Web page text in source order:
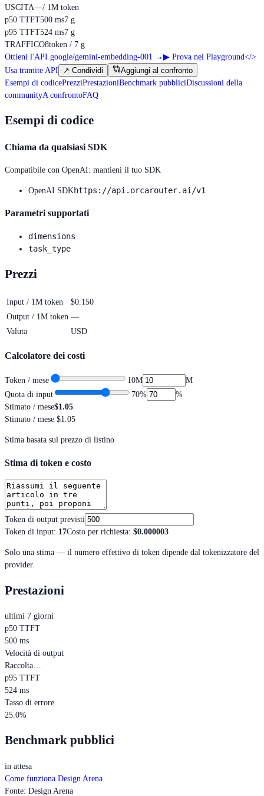
USCITA—/ 1M token
p50 TTFT500 ms7 g
p95 TTFT524 ms7 g
TRAFFICO8token / 7 g
Ottieni l'API google/gemini-embedding-001 → ▶ Prova nel Playground</>
Usa tramite API
↗ Condividi
Aggiungi al confronto
Esempi di codicePrezziPrestazioniBenchmark pubbliciDiscussioni della
communityA confrontoFAQ
Esempi di codice
Chiama da qualsiasi SDK
Compatibile con OpenAI: mantieni il tuo SDK
OpenAI SDKhttps://api.orcarouter.ai/v1
Parametri supportati
dimensions
task_type
Prezzi
Input / 1M token
$0.150
Output / 1M token —
Valuta
USD
Calcolatore dei costi
Token / mese 10M
M
Quota di input
70%
%
Stimato / mese$1.05
Stimato / mese $1.05
Stima basata sul prezzo di listino
Stima di token e costo
Token di output previsti
Token di input: 17Costo per richiesta: $0.000003
Solo una stima — il numero effettivo di token dipende dal tokenizzatore del
provider.
Prestazioni
ultimi 7 giorni
p50 TTFT
500 ms
Velocità di output
Raccolta…
p95 TTFT
524 ms
Tasso di errore
25.0%
Benchmark pubblici
in attesa
Come funziona Design Arena
Fonte: Design Arena